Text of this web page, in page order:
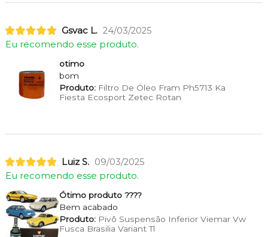
Gsvac L. 24/03/2025
Eu recomendo esse produto.
otimo
bom
Produto:Filtro De Óleo Fram Ph5713 Ka
Fiesta Ecosport Zetec Rotan
Luiz S. 09/03/2025
Eu recomendo esse produto.
Ótimo produto ????
Bem acabado
Produto:Pivô Suspensão Inferior Viemar Vw
Fusca Brasilia Variant Tl